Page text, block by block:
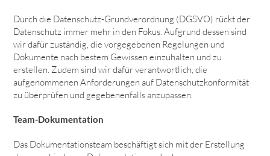
Durch die Datenschutz-Grundverordnung (DGSVO) rückt der
Datenschutz immer mehr in den Fokus. Aufgrund dessen sind
wir dafür zuständig, die vorgegebenen Regelungen und
Dokumente nach bestem Gewissen einzuhalten und zu
erstellen. Zudem sind wir dafür verantwortlich, die
aufgenommenen Anforderungen auf Datenschutzkonformität
zu überprüfen und gegebenenfalls anzupassen.
Team-Dokumentation
Das Dokumentationsteam beschäftigt sich mit der Erstellung